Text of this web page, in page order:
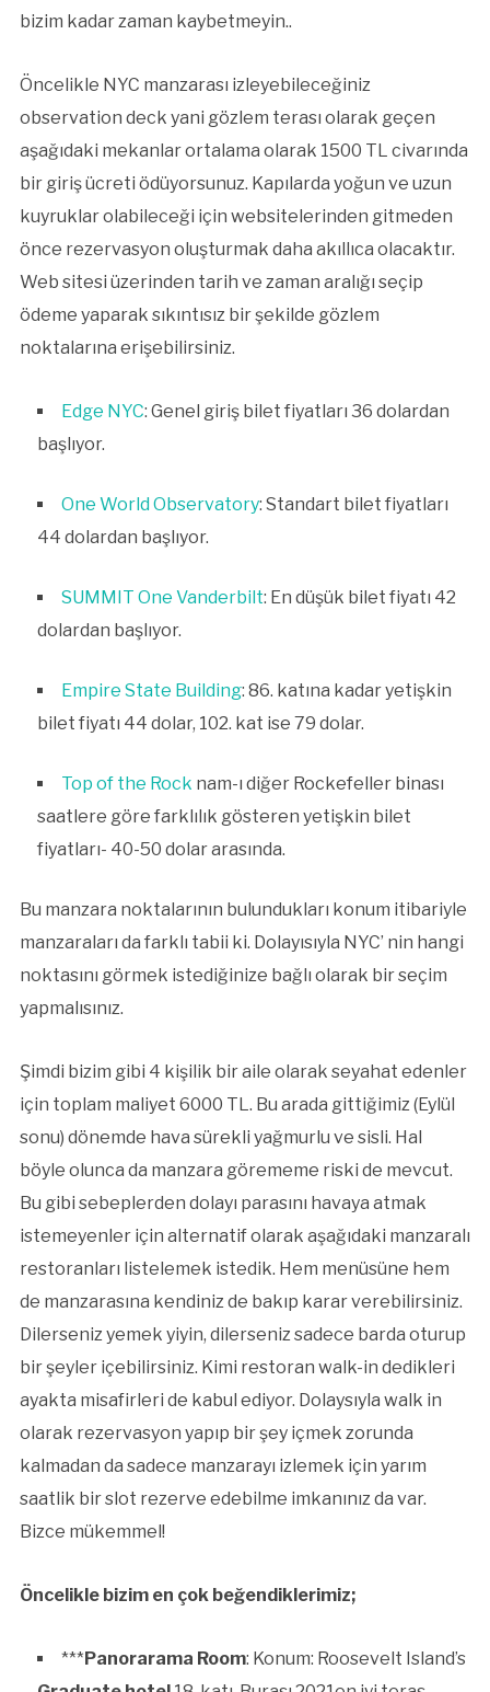
bizim kadar zaman kaybetmeyin..
Öncelikle NYC manzarası izleyebileceğiniz
observation deck yani gözlem terası olarak geçen
aşağıdaki mekanlar ortalama olarak 1500 TL civarında
bir giriş ücreti ödüyorsunuz. Kapılarda yoğun ve uzun
kuyruklar olabileceği için websitelerinden gitmeden
önce rezervasyon oluşturmak daha akıllıca olacaktır.
Web sitesi üzerinden tarih ve zaman aralığı seçip
ödeme yaparak sıkıntısız bir şekilde gözlem
noktalarına erişebilirsiniz.
Edge NYC: Genel giriş bilet fiyatları 36 dolardan
başlıyor.
One World Observatory: Standart bilet fiyatları
44 dolardan başlıyor.
SUMMIT One Vanderbilt: En düşük bilet fiyatı 42
dolardan başlıyor.
Empire State Building: 86. katına kadar yetişkin
bilet fiyatı 44 dolar, 102. kat ise 79 dolar.
Top of the Rock nam-ı diğer Rockefeller binası
saatlere göre farklılık gösteren yetişkin bilet
fiyatları- 40-50 dolar arasında.
Bu manzara noktalarının bulundukları konum itibariyle
manzaraları da farklı tabii ki. Dolayısıyla NYC’ nin hangi
noktasını görmek istediğinize bağlı olarak bir seçim
yapmalısınız.
Şimdi bizim gibi 4 kişilik bir aile olarak seyahat edenler
için toplam maliyet 6000 TL. Bu arada gittiğimiz (Eylül
sonu) dönemde hava sürekli yağmurlu ve sisli. Hal
böyle olunca da manzara görememe riski de mevcut.
Bu gibi sebeplerden dolayı parasını havaya atmak
istemeyenler için alternatif olarak aşağıdaki manzaralı
restoranları listelemek istedik. Hem menüsüne hem
de manzarasına kendiniz de bakıp karar verebilirsiniz.
Dilerseniz yemek yiyin, dilerseniz sadece barda oturup
bir şeyler içebilirsiniz. Kimi restoran walk-in dedikleri
ayakta misafirleri de kabul ediyor. Dolaysıyla walk in
olarak rezervasyon yapıp bir şey içmek zorunda
kalmadan da sadece manzarayı izlemek için yarım
saatlik bir slot rezerve edebilme imkanınız da var.
Bizce mükemmel!
Öncelikle bizim en çok beğendiklerimiz;
***Panorarama Room: Konum: Roosevelt Island’s